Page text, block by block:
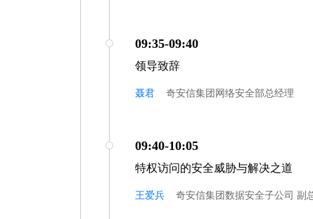
09:35-09:40
领导致辞
聂君 奇安信集团网络安全部总经理
09:40-10:05
特权访问的安全威胁与解决之道
王爱兵 奇安信集团数据安全子公司 副